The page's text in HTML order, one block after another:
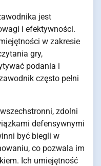
jest
i efektywności.
w zakresie
gry,
podania i
często pełni
zdolni
defensywnymi
być biegli w
co pozwala im
Ich umiejętność